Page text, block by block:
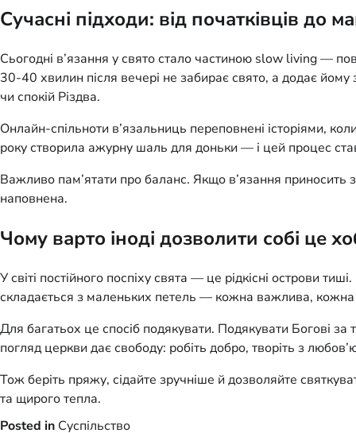
Сучасні підходи: від початківців до
Сьогодні в’язання у свято стало частиною slow living —
30-40 хвилин після вечері не забирає свято, а додає йому
чи спокій Різдва.
Онлайн-спільноти в’язальниць переповнені історіями,
року створила ажурну шаль для доньки — і цей процес
Важливо пам’ятати про баланс. Якщо в’язання
наповнена.
Чому варто іноді дозволити собі це
У світі постійного поспіху свята — це рідкісні острови
складається з маленьких петель — кожна важлива, кожна
Для багатьох це спосіб подякувати. Подякувати Богові
погляд церкви дає свободу: робіть добро, творіть з
Тож беріть пряжу, сідайте зручніше й дозволяйте
та щирого тепла.
Posted in Суспільство